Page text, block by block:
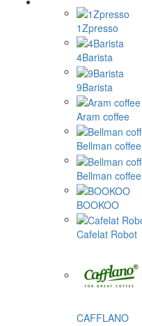
1Zpresso
4Barista
9Barista
Aram coffee
Bellman coffee
Bellman coffee
BOOKOO
Cafelat Robot
CAFFLANO